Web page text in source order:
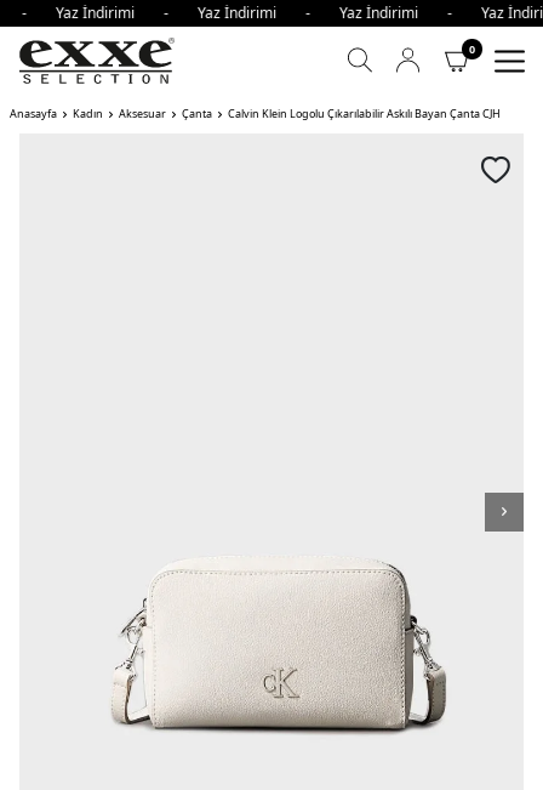
- Yaz İndirimi - Yaz İndirimi - Yaz İndirimi -
0
Anasayfa Kadın Aksesuar Çanta Calvin Klein Logolu Çıkarılabilir Askılı Bayan Çanta CJH